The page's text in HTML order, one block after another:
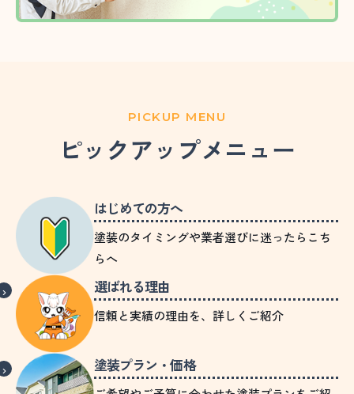
PICKUP MENU
ピックアップメニュー
はじめての方へ
塗装のタイミングや業者選びに迷ったらこち
らへ
選ばれる理由
信頼と実績の理由を、詳しくご紹介
塗装プラン・価格